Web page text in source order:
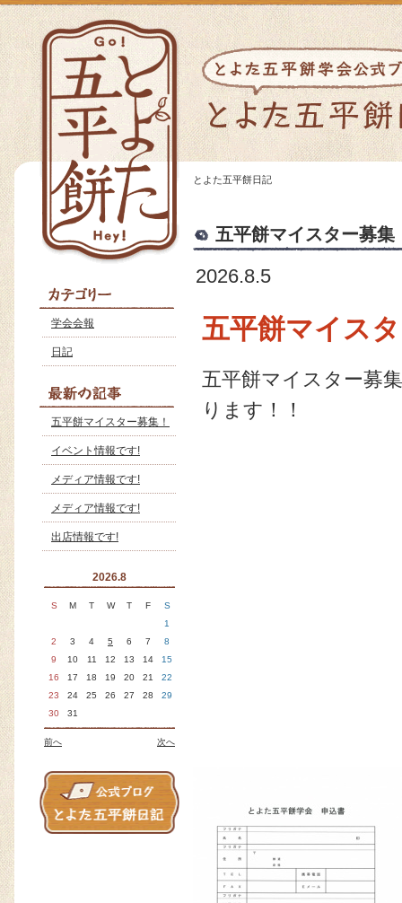
学会会報
日記
五平餅マイスター募集！
イベント情報です!
メディア情報です!
メディア情報です!
出店情報です!
2026.8
S M T W T F
S
1
2
3 4 5 6 7
8
9
10 11 12 13 14
15
16
17 18 19 20 21
22
23
24 25 26 27 28
29
30
31
次へ
前へ
とよた五平餅日記
五平餅マイスター募集
2026.8.5
五平餅マイス
五平餅マイスター募
ります！！